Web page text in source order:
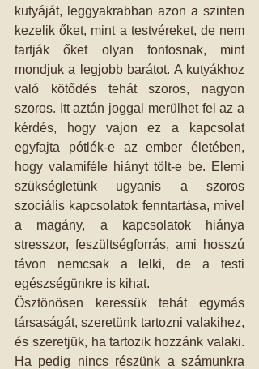
kutyáját, leggyakrabban azon a szinten
kezelik őket, mint a testvéreket, de nem
tartják őket olyan fontosnak, mint
mondjuk a legjobb barátot. A kutyákhoz
való kötődés tehát szoros, nagyon
szoros. Itt aztán joggal merülhet fel az a
kérdés, hogy vajon ez a kapcsolat
egyfajta pótlék-e az ember életében,
hogy valamiféle hiányt tölt-e be. Elemi
szükségletünk ugyanis a szoros
szociális kapcsolatok fenntartása, mivel
a magány, a kapcsolatok hiánya
stresszor, feszültségforrás, ami hosszú
távon nemcsak a lelki, de a testi
egészségünkre is kihat.
Ösztönösen keressük tehát egymás
társaságát, szeretünk tartozni valakihez,
és szeretjük, ha tartozik hozzánk valaki.
Ha pedig nincs részünk a számunkra